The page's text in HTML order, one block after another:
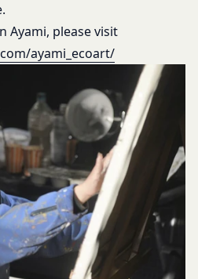
Ayami, please visit
ayami_ecoart/